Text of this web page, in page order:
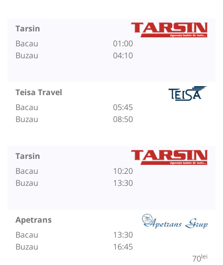
Tarsin
Bacau
Buzau
01:00
04:10
Teisa Travel
Bacau
Buzau
05:45
08:50
Tarsin
Bacau
Buzau
10:20
13:30
Apetrans
Bacau
Buzau
13:30
16:45
70lei